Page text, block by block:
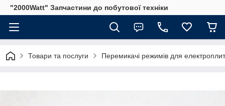
"2000Watt" Запчастини до побутової техніки
Товари та послуги Перемикачі режимів для